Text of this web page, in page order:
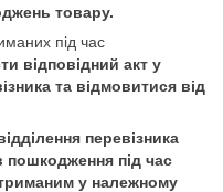
товару.
під час
відповідний акт у
та відмовитися від
перевізника
пошкодження під час
у належному